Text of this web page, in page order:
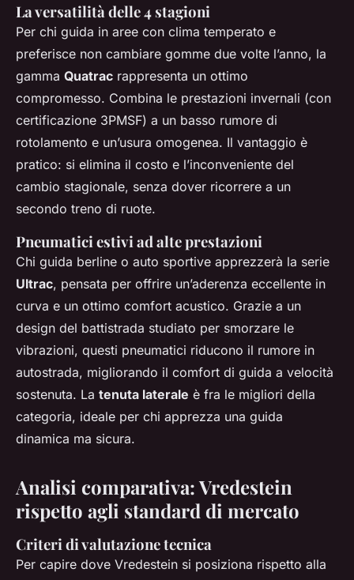
La versatilità delle 4 stagioni
Per chi guida in aree con clima temperato e
preferisce non cambiare gomme due volte l’anno, la
gamma Quatrac rappresenta un ottimo
compromesso. Combina le prestazioni invernali (con
certificazione 3PMSF) a un basso rumore di
rotolamento e un’usura omogenea. Il vantaggio è
pratico: si elimina il costo e l’inconveniente del
cambio stagionale, senza dover ricorrere a un
secondo treno di ruote.
Pneumatici estivi ad alte prestazioni
Chi guida berline o auto sportive apprezzerà la serie
Ultrac, pensata per offrire un’aderenza eccellente in
curva e un ottimo comfort acustico. Grazie a un
design del battistrada studiato per smorzare le
vibrazioni, questi pneumatici riducono il rumore in
autostrada, migliorando il comfort di guida a velocità
sostenuta. La tenuta laterale è fra le migliori della
categoria, ideale per chi apprezza una guida
dinamica ma sicura.
Analisi comparativa: Vredestein
rispetto agli standard di mercato
Criteri di valutazione tecnica
Per capire dove Vredestein si posiziona rispetto alla